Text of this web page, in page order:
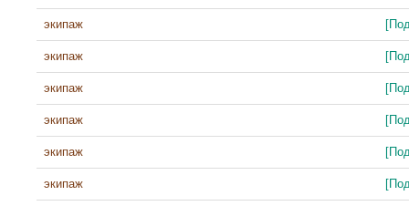
экипаж
экипаж
экипаж
экипаж
экипаж
экипаж